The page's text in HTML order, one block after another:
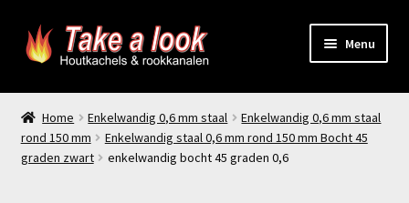
Ga
door
Ga
naar
Menu
Home
Prijsindicatie rookkanaal
Home Enkelwandig 0,6 mm staal
Enkelwandig 0,6 mm staal
rond 150 mm
Enkelwandig staal 0,6 mm rond 150 mm Bocht 45
graden zwart
enkelwandig bocht 45 graden 0,6